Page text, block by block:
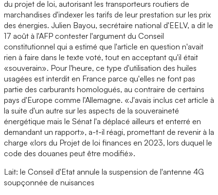
du projet de loi, autorisant les transporteurs routiers de
marchandises d'indexer les tarifs de leur prestation sur les prix
des énergies. Julien Bayou, secrétaire national d'EELV, a dit le
17 août à l'AFP contester l'argument du Conseil
constitutionnel qui a estimé que l'article en question n'avait
rien à faire dans le texte voté, tout en acceptant qu'il était
«souverain». Pour l'heure, ce type d'utilisation des huiles
usagées est interdit en France parce qu'elles ne font pas
partie des carburants homologués, au contraire de certains
pays d'Europe comme l'Allemagne. «J'avais inclus cet article à
la suite d'un autre sur les aspects de la souveraineté
énergétique mais le Sénat l'a déplacé ailleurs et enterré en
demandant un rapport», a-t-il réagi, promettant de revenir à la
charge «lors du Projet de loi finances en 2023, lors duquel le
code des douanes peut être modifié».
Lait: le Conseil d'Etat annule la suspension de l'antenne 4G
soupçonnée de nuisances